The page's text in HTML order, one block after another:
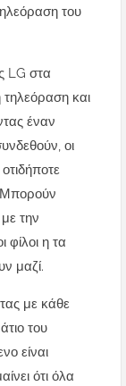
του
LG στα
και
έναν
οι
Μπορούν
την
η τα
μαζί.
με κάθε
του
είναι
ότι όλα